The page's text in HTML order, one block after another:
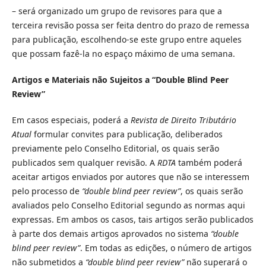
– será organizado um grupo de revisores para que a
terceira revisão possa ser feita dentro do prazo de remessa
para publicação, escolhendo-se este grupo entre aqueles
que possam fazê-la no espaço máximo de uma semana.
Artigos e Materiais não Sujeitos a “Double Blind Peer
Review”
Em casos especiais, poderá a Revista de Direito Tributário
Atualformular convites para publicação, deliberados
previamente pelo Conselho Editorial, os quais serão
publicados sem qualquer revisão. A RDTAtambém poderá
aceitar artigos enviados por autores que não se interessem
pelo processo de “double blind peer review”, os quais serão
avaliados pelo Conselho Editorial segundo as normas aqui
expressas. Em ambos os casos, tais artigos serão publicados
à parte dos demais artigos aprovados no sistema “double
blind peer review”. Em todas as edições, o número de artigos
não submetidos a “double blind peer review”não superará o